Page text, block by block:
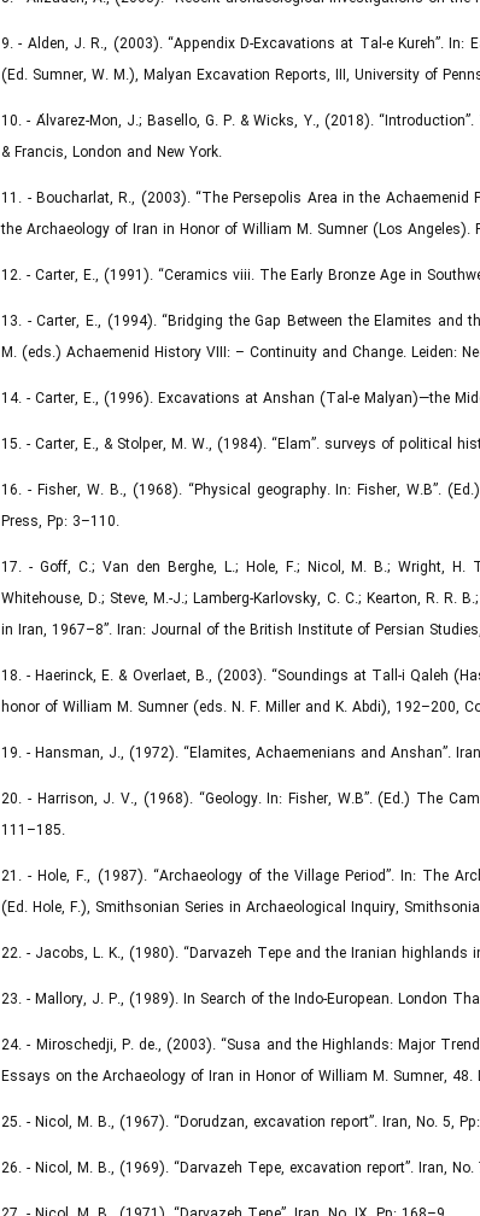
9. - Alden, J. R., (2003). “Appendix D-Excavations at Tal-e Kureh”.
(Ed. Sumner, W. M.), Malyan Excavation Reports, III, University of
10. - Álvarez-Mon, J.; Basello, G. P. & Wicks, Y., (2018).
& Francis, London and New York.
11. - Boucharlat, R., (2003). “The Persepolis Area in the Achaemenid
the Archaeology of Iran in Honor of William M. Sumner (Los Angeles).
12. - Carter, E., (1991). “Ceramics viii. The Early Bronze Age in
13. - Carter, E., (1994). “Bridging the Gap Between the Elamites and
M. (eds.) Achaemenid History VIII: – Continuity and Change. Leiden:
14. - Carter, E., (1996). Excavations at Anshan (Tal-e Malyan)—the
15. - Carter, E., & Stolper, M. W., (1984). “Elam”. surveys of political
16. - Fisher, W. B., (1968). “Physical geography. In: Fisher, W.B”.
Press, Pp: 3–110.
17. - Goff, C.; Van den Berghe, L.; Hole, F.; Nicol, M. B.; Wright,
Whitehouse, D.; Steve, M.-J.; Lamberg-Karlovsky, C. C.; Kearton, R. R.
in Iran, 1967–8”. Iran: Journal of the British Institute of Persian
18. - Haerinck, E. & Overlaet, B., (2003). “Soundings at Tall-i Qaleh
honor of William M. Sumner (eds. N. F. Miller and K. Abdi), 192–200,
19. - Hansman, J., (1972). “Elamites, Achaemenians and Anshan”.
20. - Harrison, J. V., (1968). “Geology. In: Fisher, W.B”. (Ed.) The
111–185.
21. - Hole, F., (1987). “Archaeology of the Village Period”. In: The
(Ed. Hole, F.), Smithsonian Series in Archaeological Inquiry,
22. - Jacobs, L. K., (1980). “Darvazeh Tepe and the Iranian highlands
23. - Mallory, J. P., (1989). In Search of the Indo-European. London
24. - Miroschedji, P. de., (2003). “Susa and the Highlands: Major
Essays on the Archaeology of Iran in Honor of William M. Sumner,
25. - Nicol, M. B., (1967). “Dorudzan, excavation report”. Iran, No. 5,
26. - Nicol, M. B., (1969). “Darvazeh Tepe, excavation report”. Iran, No.